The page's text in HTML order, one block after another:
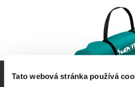
Tato webová stránka používá